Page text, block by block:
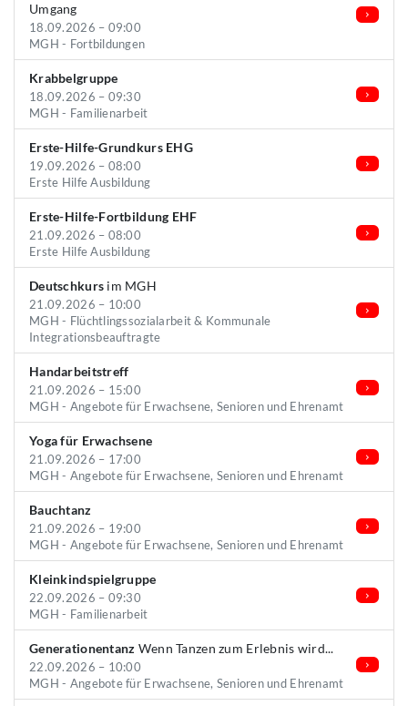
Umgang
18.09.2026 – 09:00
MGH - Fortbildungen
Krabbelgruppe
18.09.2026 – 09:30
MGH - Familienarbeit
Erste-Hilfe-Grundkurs EHG
19.09.2026 – 08:00
Erste Hilfe Ausbildung
Erste-Hilfe-Fortbildung EHF
21.09.2026 – 08:00
Erste Hilfe Ausbildung
Deutschkurs im MGH
21.09.2026 – 10:00
MGH - Flüchtlingssozialarbeit & Kommunale
Integrationsbeauftragte
Handarbeitstreff
21.09.2026 – 15:00
MGH - Angebote für Erwachsene, Senioren und Ehrenamt
Yoga für Erwachsene
21.09.2026 – 17:00
MGH - Angebote für Erwachsene, Senioren und Ehrenamt
Bauchtanz
21.09.2026 – 19:00
MGH - Angebote für Erwachsene, Senioren und Ehrenamt
Kleinkindspielgruppe
22.09.2026 – 09:30
MGH - Familienarbeit
Generationentanz Wenn Tanzen zum Erlebnis wird...
22.09.2026 – 10:00
MGH - Angebote für Erwachsene, Senioren und Ehrenamt